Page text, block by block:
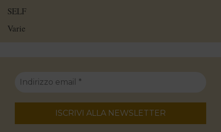
SELF
Varie